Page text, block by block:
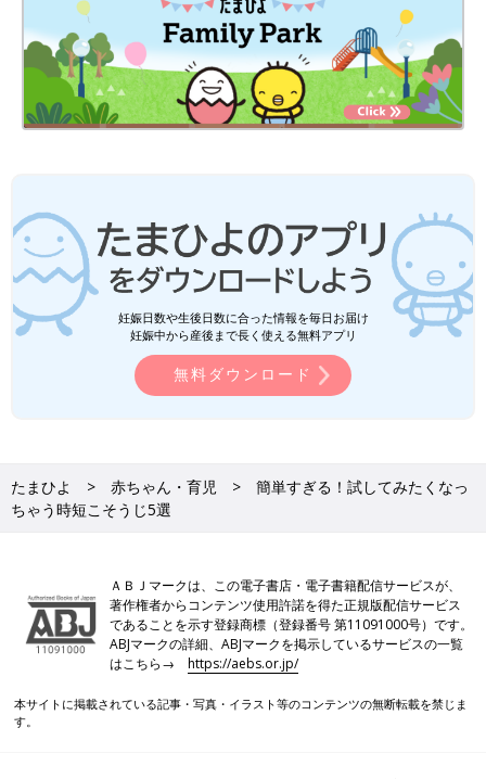
妊娠日数や生後日数に合った情報を毎日お届け
妊娠中から産後まで長く使える無料アプリ
無料ダウンロード
たまひよ 赤ちゃん・育児
簡単すぎる！試してみたくなっ
ちゃう時短こそうじ5選
ＡＢＪマークは、この電子書店・電子書籍配信サービスが、
著作権者からコンテンツ使用許諾を得た正規版配信サービス
であることを示す登録商標（登録番号 第11091000号）です。
ABJマークの詳細、ABJマークを掲示しているサービスの一覧
はこちら→https://aebs.or.jp/
本サイトに掲載されている記事・写真・イラスト等のコンテンツの無断転載を禁じま
す。